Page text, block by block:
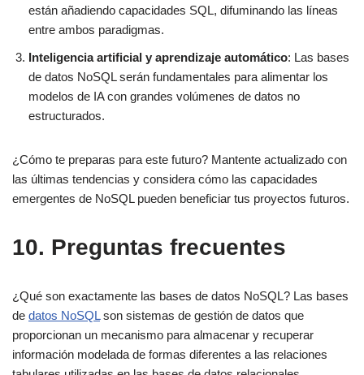
están añadiendo capacidades SQL, difuminando las líneas
entre ambos paradigmas.
Inteligencia artificial y aprendizaje automático: Las bases
de datos NoSQL serán fundamentales para alimentar los
modelos de IA con grandes volúmenes de datos no
estructurados.
¿Cómo te preparas para este futuro? Mantente actualizado con
las últimas tendencias y considera cómo las capacidades
emergentes de NoSQL pueden beneficiar tus proyectos futuros.
10. Preguntas frecuentes
¿Qué son exactamente las bases de datos NoSQL? Las bases
de datos NoSQLson sistemas de gestión de datos que
proporcionan un mecanismo para almacenar y recuperar
información modelada de formas diferentes a las relaciones